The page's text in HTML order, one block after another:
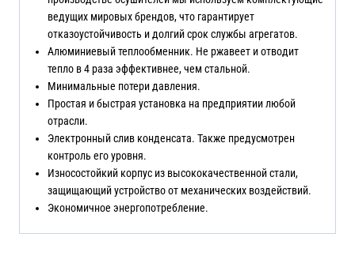
ведущих мировых брендов, что гарантирует
отказоустойчивость и долгий срок службы агрегатов.
Алюминиевый теплообменник. Не ржавеет и отводит
тепло в 4 раза эффективнее, чем стальной.
Минимальные потери давления.
Простая и быстрая установка на предприятии любой
отрасли.
Электронный слив конденсата. Также предусмотрен
контроль его уровня.
Износостойкий корпус из высококачественной стали,
защищающий устройство от механических воздействий.
Экономичное энергопотребление.